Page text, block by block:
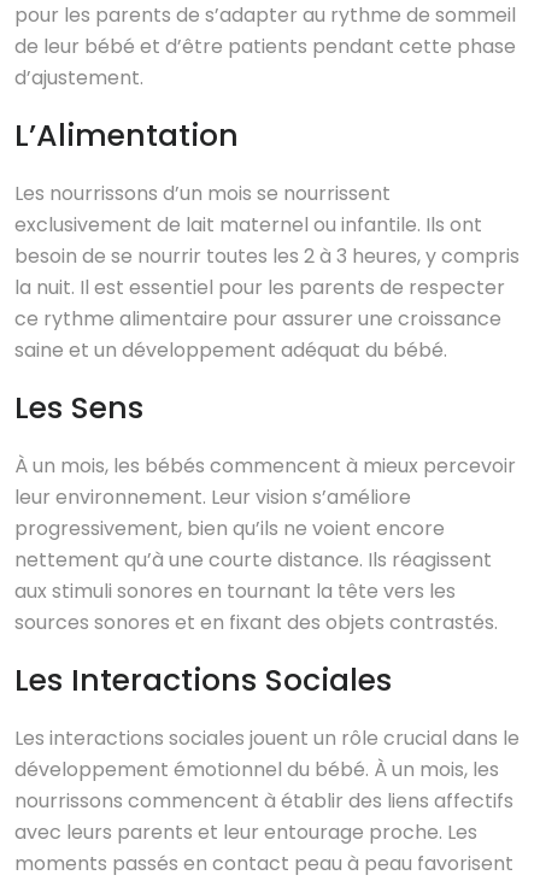
pour les parents de s’adapter au rythme de sommeil
de leur bébé et d’être patients pendant cette phase
d’ajustement.
L’Alimentation
Les nourrissons d’un mois se nourrissent
exclusivement de lait maternel ou infantile. Ils ont
besoin de se nourrir toutes les 2 à 3 heures, y compris
la nuit. Il est essentiel pour les parents de respecter
ce rythme alimentaire pour assurer une croissance
saine et un développement adéquat du bébé.
Les Sens
À un mois, les bébés commencent à mieux percevoir
leur environnement. Leur vision s’améliore
progressivement, bien qu’ils ne voient encore
nettement qu’à une courte distance. Ils réagissent
aux stimuli sonores en tournant la tête vers les
sources sonores et en fixant des objets contrastés.
Les Interactions Sociales
Les interactions sociales jouent un rôle crucial dans le
développement émotionnel du bébé. À un mois, les
nourrissons commencent à établir des liens affectifs
avec leurs parents et leur entourage proche. Les
moments passés en contact peau à peau favorisent